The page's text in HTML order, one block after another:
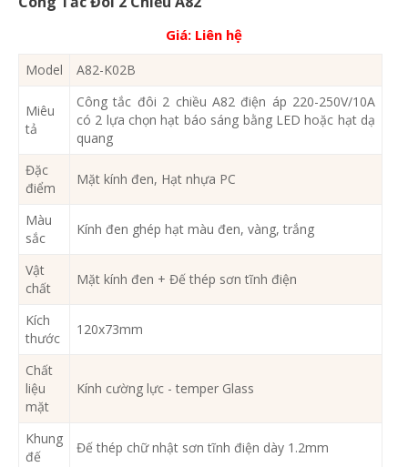
Giá: Liên hệ
Model A82-K02B
Miêu
tả
Công tắc đôi 2 chiều A82 điện áp 220-250V/10A
có 2 lựa chọn hạt báo sáng bằng LED hoặc hạt dạ
quang
Đặc
điểm
Mặt kính đen, Hạt nhựa PC
Màu
sắc
Kính đen ghép hạt màu đen, vàng, trắng
Vật
chất
Mặt kính đen + Đế thép sơn tĩnh điện
Kích
thước
120x73mm
Chất
liệu
mặt
Kính cường lực - temper Glass
Khung
đế
Đế thép chữ nhật sơn tĩnh điện dày 1.2mm